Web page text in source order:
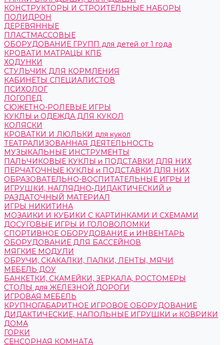
КОНСТРУКТОРЫ И СТРОИТЕЛЬНЫЕ НАБОРЫ
ПОЛИДРОН
ДЕРЕВЯННЫЕ
ПЛАСТМАССОВЫЕ
ОБОРУДОВАНИЕ ГРУПП для детей от 1 года
КРОВАТИ МАТРАЦЫ КПБ
ХОДУНКИ
СТУЛЬЧИК ДЛЯ КОРМЛЕНИЯ
КАБИНЕТЫ СПЕЦИАЛИСТОВ
ПСИХОЛОГ
ЛОГОПЕД
СЮЖЕТНО-РОЛЕВЫЕ ИГРЫ
КУКЛЫ и ОДЕЖДА ДЛЯ КУКОЛ
КОЛЯСКИ
КРОВАТКИ И ЛЮЛЬКИ для кукол
ТЕАТРАЛИЗОВАННАЯ ДЕЯТЕЛЬНОСТЬ
МУЗЫКАЛЬНЫЕ ИНСТРУМЕНТЫ
ПАЛЬЧИКОВЫЕ КУКЛЫ и ПОДСТАВКИ ДЛЯ НИХ
ПЕРЧАТОЧНЫЕ КУКЛЫ и ПОДСТАВКИ ДЛЯ НИХ
ОБРАЗОВАТЕЛЬНО-ВОСПИТАТЕЛЬНЫЕ ИГРЫ И
ИГРУШКИ, НАГЛЯДНО-ДИДАКТИЧЕСКИЙ и
РАЗДАТОЧНЫЙ МАТЕРИАЛ
ИГРЫ НИКИТИНА
МОЗАИКИ И КУБИКИ С КАРТИНКАМИ И СХЕМАМИ
ДОСУГОВЫЕ ИГРЫ И ГОЛОВОЛОМКИ
СПОРТИВНОЕ ОБОРУДОВАНИЕ и ИНВЕНТАРЬ
ОБОРУДОВАНИЕ ДЛЯ БАССЕЙНОВ
МЯГКИЕ МОДУЛИ
ОБРУЧИ, СКАКАЛКИ, ПАЛКИ, ЛЕНТЫ, МЯЧИ
МЕБЕЛЬ ДОУ
БАНКЕТКИ, СКАМЕЙКИ, ЗЕРКАЛА, РОСТОМЕРЫ
СТОЛЫ для ЖЕЛЕЗНОЙ ДОРОГИ
ИГРОВАЯ МЕБЕЛЬ
КРУПНОГАБАРИТНОЕ ИГРОВОЕ ОБОРУДОВАНИЕ
ДИДАКТИЧЕСКИЕ, НАПОЛЬНЫЕ ИГРУШКИ и КОВРИКИ
ДОМА
ГОРКИ
СЕНСОРНАЯ КОМНАТА